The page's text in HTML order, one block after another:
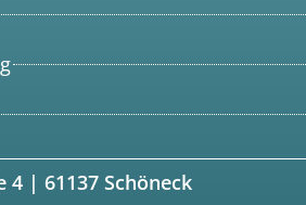
4 | 61137 Schöneck